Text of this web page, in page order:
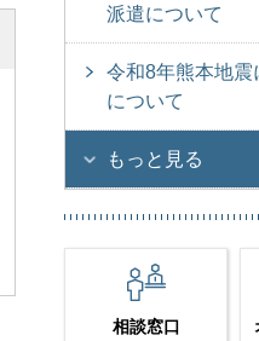
派遣について
令和8年熊本地震
について
もっと見る
相談窓口